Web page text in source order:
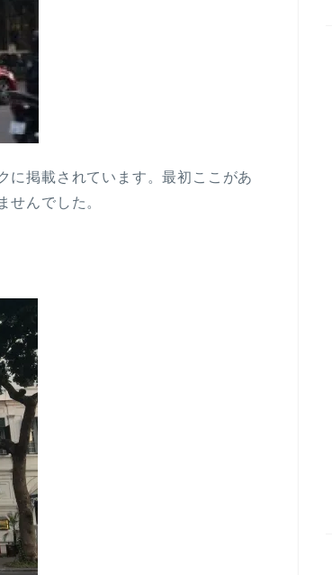
に掲載されています。最初ここがあ
せんでした。